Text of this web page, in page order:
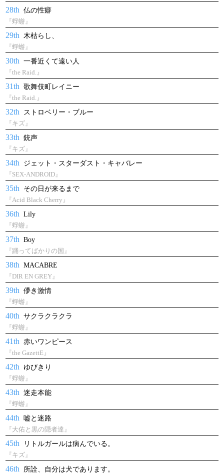
28th仏の性癖
『蜉蝣』
29th 木枯らし、
『蜉蝣』
30th一番近くて遠い人
『the Raid.』
31th歌舞伎町レイニー
『the Raid.』
32th
ストロベリー・ブルー
『キズ』
33th銃声
『キズ』
34th
ジェット・スターダスト・キャバレー
『SEX-ANDROID』
35th
その日が来るまで
『Acid Black Cherry』
36thLily
『蜉蝣』
37thBoy
『踊ってばかりの国』
38thMACABRE
『DIR EN GREY』
39th儚き激情
『蜉蝣』
40thサクラクラクラ
『蜉蝣』
41th赤いワンピース
『the GazettE』
42th
ゆびきり
『蜉蝣』
43th迷走本能
『蜉蝣』
44th嘘と迷路
『大佑と黒の隠者達』
45th
リトルガールは病んでいる。
『キズ』
46th
所詮、自分は犬であります。